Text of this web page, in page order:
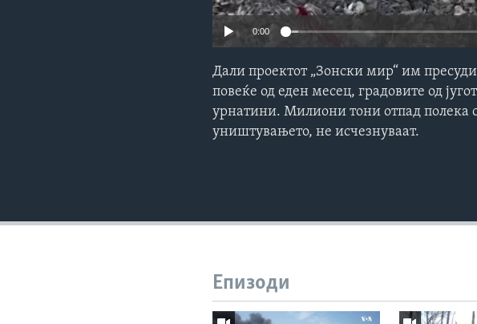
0:00
Дали проектот „Зонски мир“ им
повеќе од еден месец, градовите од
урнатини. Милиони тони отпад полека
уништувањето, не исчезнуваат.
Епизоди